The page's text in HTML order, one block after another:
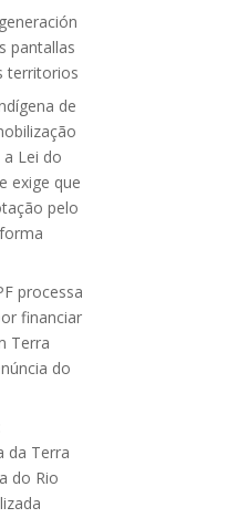
pantallas
territorios
de
Lei do
exige que
pelo
processa
financiar
Terra
do
da Terra
do Rio